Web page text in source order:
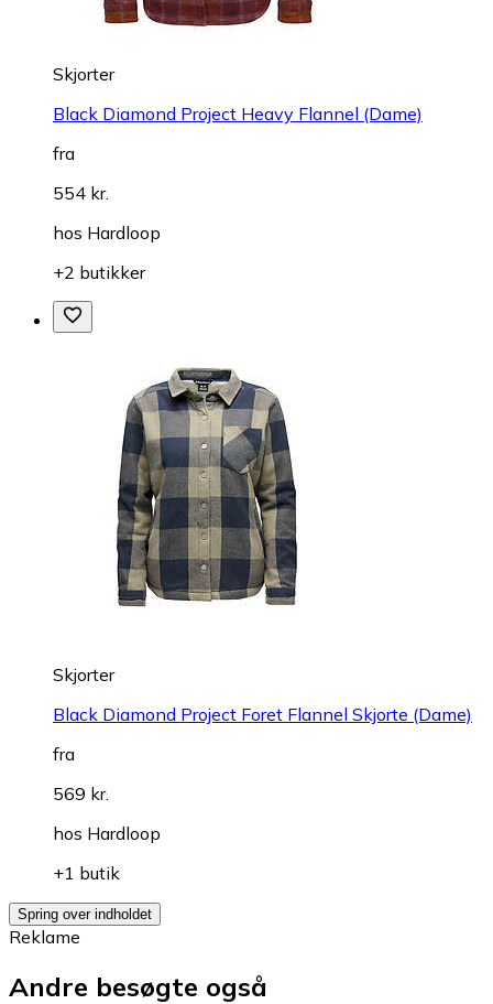
Skjorter
Black Diamond Project Heavy Flannel (Dame)
fra
554 kr.
hos Hardloop
+2 butikker
Skjorter
Black Diamond Project Foret Flannel Skjorte (Dame)
fra
569 kr.
hos Hardloop
+1 butik
Spring over indholdet
Reklame
Andre besøgte også